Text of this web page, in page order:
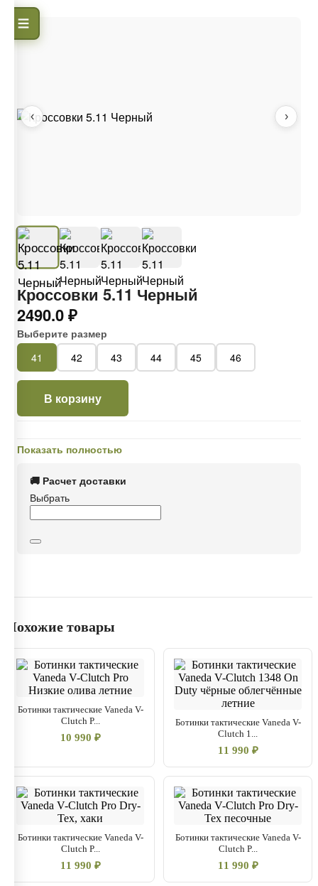
‹ ›
Кроссовки 5.11 Черный
2490.0 ₽
Выберите размер
41
42 43 44 45 46
В корзину
Показать полностью
🚚 Расчет доставки
Выбрать
Похожие товары
Ботинки тактические Vaneda V-
Clutch P...
10 990 ₽
Ботинки тактические Vaneda V-
Clutch 1...
11 990 ₽
Ботинки тактические Vaneda V-
Clutch P...
11 990 ₽
Ботинки тактические Vaneda V-
Clutch P...
11 990 ₽